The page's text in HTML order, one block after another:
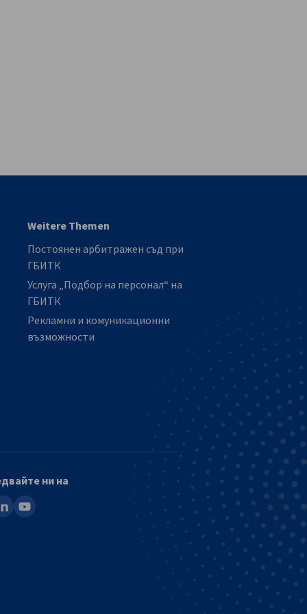
Weitere Themen
Постоянен арбитражен съд при
ГБИТК
Услуга „Подбор на персонал“ на
ГБИТК
Рекламни и комуникационни
възможности
ни на
youtube